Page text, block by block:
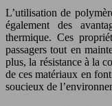
L’utilisation de
également des
thermique. Ces
passagers tout en
plus, la résistance à la
de ces matériaux en
soucieux de